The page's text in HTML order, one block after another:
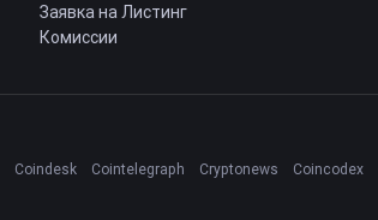
Заявка на Листинг
Комиссии
Coindesk Cointelegraph Cryptonews Coincodex